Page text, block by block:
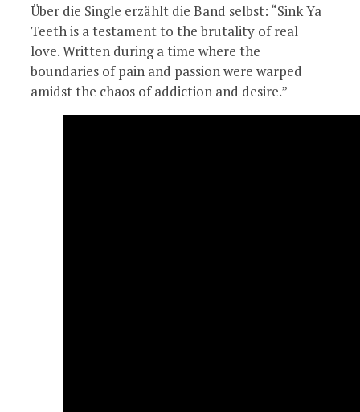
Über die Single erzählt die Band selbst: “Sink Ya
Teeth is a testament to the brutality of real
love. Written during a time where the
boundaries of pain and passion were warped
amidst the chaos of addiction and desire.”